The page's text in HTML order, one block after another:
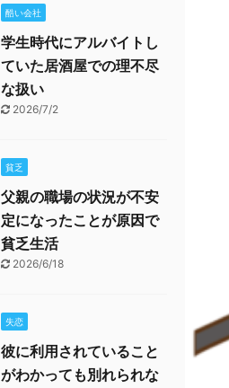
酷い会社
学生時代にアルバイトし
ていた居酒屋での理不尽
な扱い
2026/7/2
貧乏
父親の職場の状況が不安
定になったことが原因で
貧乏生活
2026/6/18
失恋
彼に利用されていること
がわかっても別れられな